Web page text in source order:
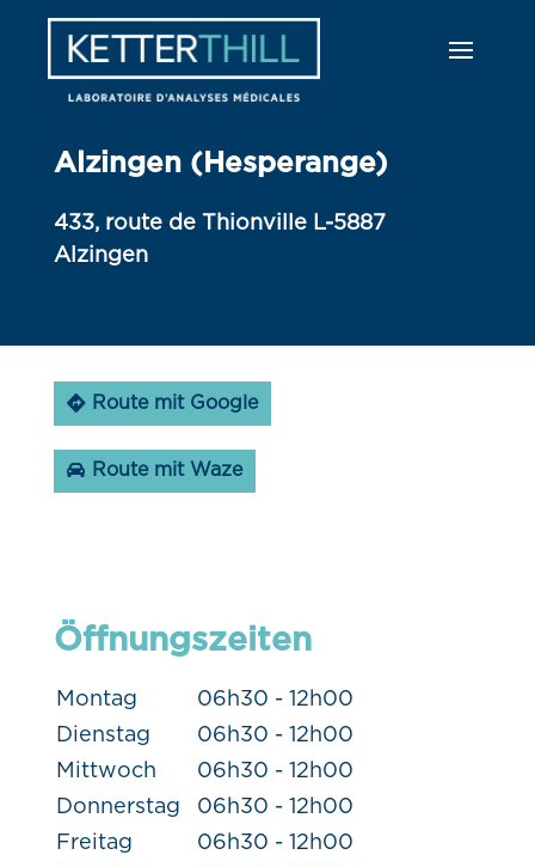
Alzingen (Hesperange)
433, route de Thionville L-5887
Alzingen
Route mit Google
Route mit Waze
Öffnungszeiten
Montag
06h30 - 12h00
Dienstag
06h30 - 12h00
Mittwoch
06h30 - 12h00
Donnerstag
06h30 - 12h00
Freitag
06h30 - 12h00